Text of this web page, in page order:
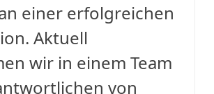
einer erfolgreichen
Aktuell
wir in einem Team
von